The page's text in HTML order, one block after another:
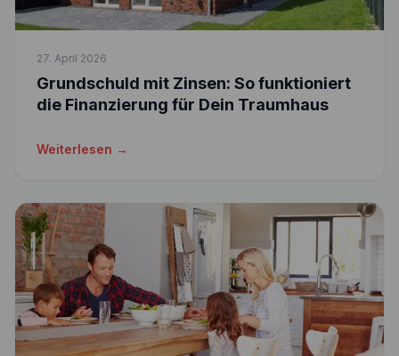
27. April 2026
Grundschuld mit Zinsen: So funktioniert
die Finanzierung für Dein Traumhaus
Weiterlesen →